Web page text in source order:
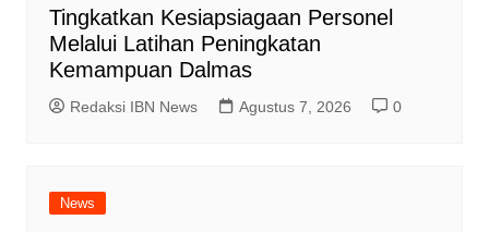
Tingkatkan Kesiapsiagaan Personel
Melalui Latihan Peningkatan
Kemampuan Dalmas
Redaksi IBN News Agustus 7, 2026 0
News